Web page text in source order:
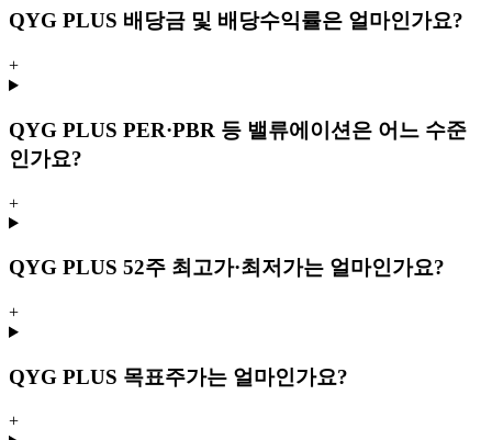
QYG PLUS 배당금 및 배당수익률은 얼마인가요?
+
QYG PLUS PER·PBR 등 밸류에이션은 어느 수준
인가요?
+
QYG PLUS 52주 최고가·최저가는 얼마인가요?
+
QYG PLUS 목표주가는 얼마인가요?
+